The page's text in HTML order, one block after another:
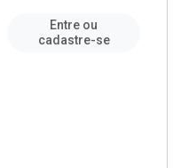
Entre ou
cadastre-se